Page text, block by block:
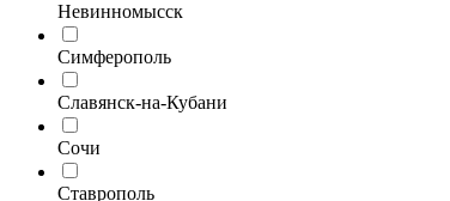
Невинномысск
Симферополь
Славянск-на-Кубани
Сочи
Ставрополь